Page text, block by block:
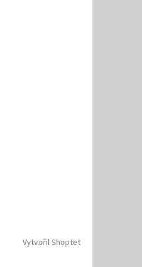
Vytvořil Shoptet